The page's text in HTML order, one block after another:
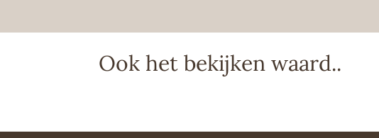
Ook het bekijken waard..